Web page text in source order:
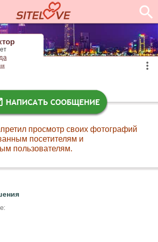
просмотр своих фотографий
посетителям и
пользователям.